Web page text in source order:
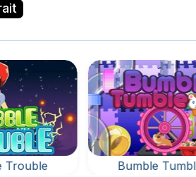
Trouble Bumble